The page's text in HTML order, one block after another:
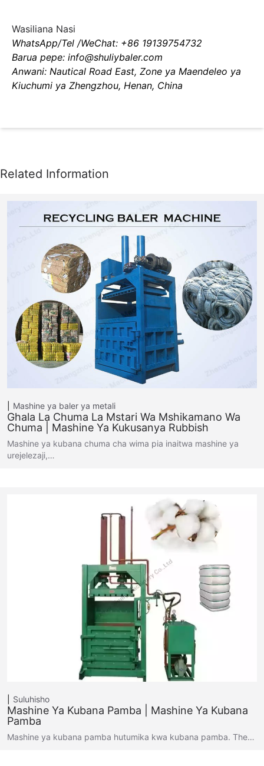
Wasiliana Nasi
WhatsApp/Tel /WeChat: +86 19139754732
Barua pepe: info@shuliybaler.com
Anwani: Nautical Road East, Zone ya Maendeleo ya
Kiuchumi ya Zhengzhou, Henan, China
Mashine ya baler ya metali
Ghala La Chuma La Mstari Wa Mshikamano Wa
Chuma | Mashine Ya Kukusanya Rubbish
Mashine ya kubana chuma cha wima pia inaitwa mashine ya
urejelezaji,…
Suluhisho
Mashine Ya Kubana Pamba | Mashine Ya Kubana
Pamba
Mashine ya kubana pamba hutumika kwa kubana pamba. The…